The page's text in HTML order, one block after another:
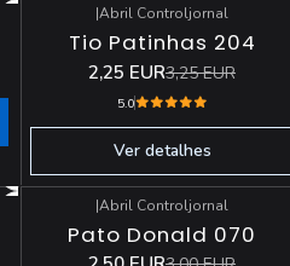
DESCONTO
Esgotado
|Abril Controljornal
Tio Patinhas 204
2,25 EUR3,25 EUR
5.0
Ver detalhes
DESCONTO
|Abril Controljornal
Pato Donald 070